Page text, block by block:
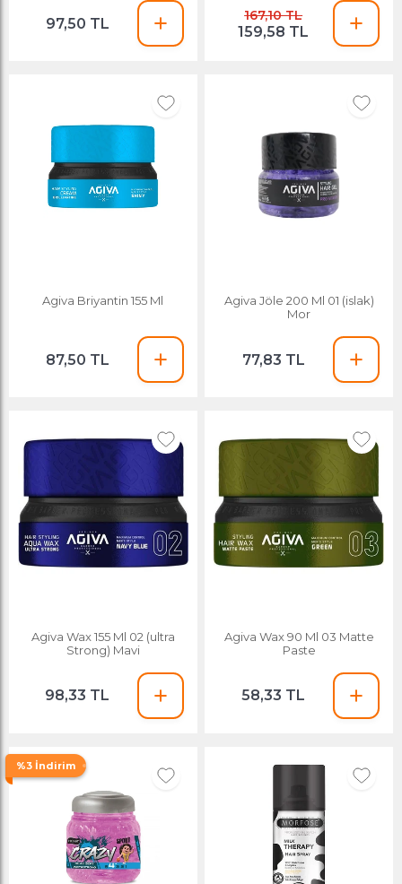
97,50 TL 167,10 TL
159,58 TL
Agiva Briyantin 155 Ml
87,50 TL
Agiva Jöle 200 Ml 01 (islak)
Mor
77,83 TL
Agiva Wax 155 Ml 02 (ultra
Strong) Mavi
98,33 TL
Agiva Wax 90 Ml 03 Matte
Paste
58,33 TL
%3 İndirim